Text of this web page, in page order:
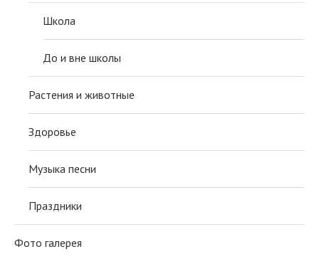
Школа
До и вне школы
Растения и животные
Здоровье
Музыка песни
Праздники
Фото галерея